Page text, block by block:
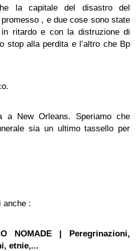
la capitale del disastro del
, e due cose sono state
in ritardo e con la distruzione di
stop alla perdita e l’altro che Bp
a New Orleans. Speriamo che
sia un ultimo tassello per
anche :
NOMADE | Peregrinazioni,
etnie,...